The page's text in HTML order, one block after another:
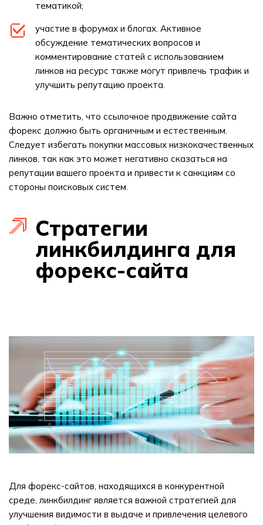
тематикой;
участие в форумах и блогах. Активное
обсуждение тематических вопросов и
комментирование статей с использованием
линков на ресурс также могут привлечь трафик и
улучшить репутацию проекта.
Важно отметить, что ссылочное продвижение сайта
форекс должно быть органичным и естественным.
Следует избегать покупки массовых низкокачественных
линков, так как это может негативно сказаться на
репутации вашего проекта и привести к санкциям со
стороны поисковых систем.
Стратегии
линкбилдинга для
форекс-сайта
Для форекс-сайтов, находящихся в конкурентной
среде, линкбилдинг является важной стратегией для
улучшения видимости в выдаче и привлечения целевого